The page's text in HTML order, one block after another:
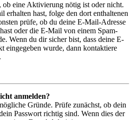
eine Aktivierung nötig ist oder nicht.
erhalten hast, folge den dort enthaltenen
prüfe, ob du deine E-Mail-Adresse
oder die E-Mail von einem Spam-
Wenn du dir sicher bist, dass deine E-
eingegeben wurde, dann kontaktiere
anmelden?
Gründe. Prüfe zunächst, ob dein
Passwort richtig sind. Wenn dies der